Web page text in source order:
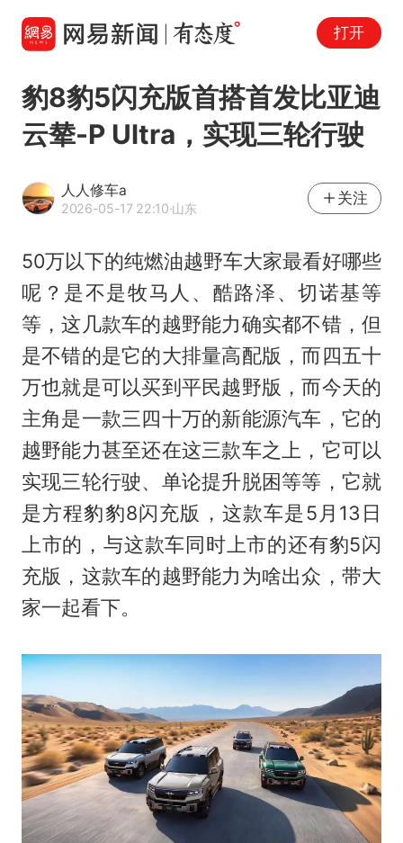
打开
豹8豹5闪充版首搭首发比亚迪
云辇-P Ultra，实现三轮行驶
人人修车a
2026-05-17 22:10·山东
关注
50万以下的纯燃油越野车大家最看好哪些
呢？是不是牧马人、酷路泽、切诺基等
等，这几款车的越野能力确实都不错，但
是不错的是它的大排量高配版，而四五十
万也就是可以买到平民越野版，而今天的
主角是一款三四十万的新能源汽车，它的
越野能力甚至还在这三款车之上，它可以
实现三轮行驶、单论提升脱困等等，它就
是方程豹豹8闪充版，这款车是5月13日
上市的，与这款车同时上市的还有豹5闪
充版，这款车的越野能力为啥出众，带大
家一起看下。